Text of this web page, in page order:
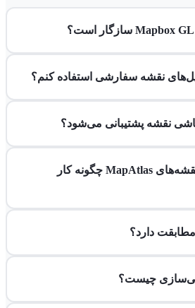
نقشه سفارشی استفاده کنم؟
نقشه پشتیبانی می‌شود؟
قیمت‌گذاری API نقشه‌های MapAtlas چگونه کار
چیست؟